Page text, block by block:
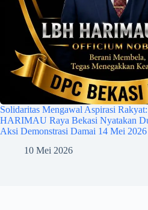
Solidaritas Mengawal Aspirasi
HARIMAU Raya Bekasi Nyatakan
Aksi Demonstrasi Damai 14 Mei 2026
10 Mei 2026